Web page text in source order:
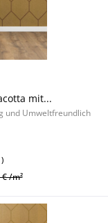
mit...
und Umweltfreundlich
/m²